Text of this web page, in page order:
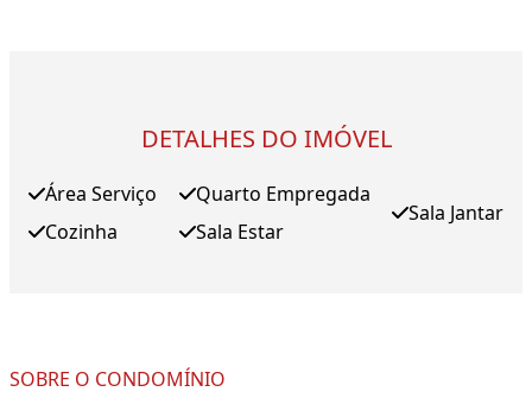
DETALHES DO IMÓVEL
Área Serviço
Cozinha
Quarto Empregada
Sala Estar
Sala Jantar
SOBRE O CONDOMÍNIO